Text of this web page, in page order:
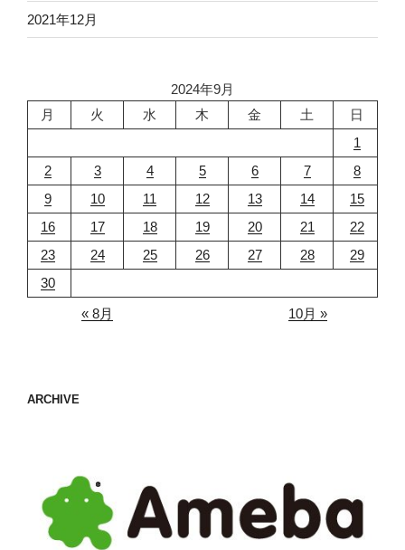
2021年12月
2024年9月
月
火 水 木 金 土
日
1
2
3 4 5 6 7
8
9
10 11 12 13 14
15
16
17 18 19 20 21
22
23
24 25 26 27 28
29
30
« 8月
10月 »
ARCHIVE